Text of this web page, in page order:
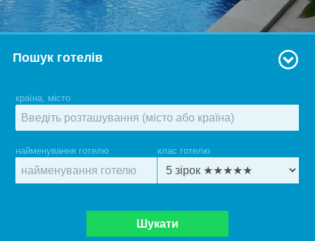
Пошук готелів
країна, місто
найменування готелю клас готелю
Шукати